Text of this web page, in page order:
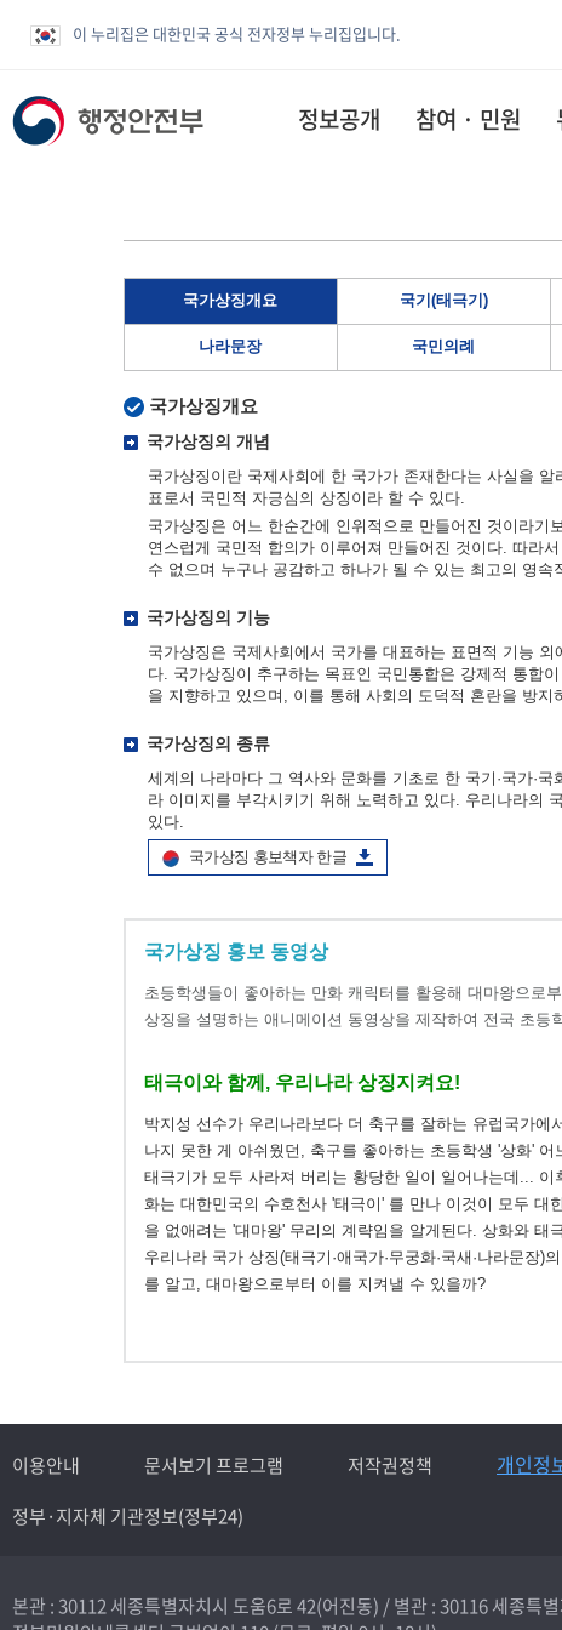
이 누리집은 대한민국 공식 전자정부 누리집입니다.
정보공개 참여 · 민원
국가상징개요 국기(태극기)
나라문장 국민의례
국가상징개요
국가상징의 개념
국가상징이란 국제사회에 한 국가가 존재한다는 사실을
표로서 국민적 자긍심의 상징이라 할 수 있다.
국가상징은 어느 한순간에 인위적으로 만들어진 것이라기
연스럽게 국민적 합의가 이루어져 만들어진 것이다. 따라
수 없으며 누구나 공감하고 하나가 될 수 있는 최고의 영속
국가상징의 기능
국가상징은 국제사회에서 국가를 대표하는 표면적 기능
다. 국가상징이 추구하는 목표인 국민통합은 강제적 통합
을 지향하고 있으며, 이를 통해 사회의 도덕적 혼란을 방
국가상징의 종류
세계의 나라마다 그 역사와 문화를 기초로 한 국기·국가·
라 이미지를 부각시키기 위해 노력하고 있다. 우리나라의
있다.
국가상징 홍보책자 한글
국가상징 홍보 동영상
초등학생들이 좋아하는 만화 캐릭터를 활용해 대마왕으로
상징을 설명하는 애니메이션 동영상을 제작하여 전국 초등
태극이와 함께, 우리나라 상징지켜요!
박지성 선수가 우리나라보다 더 축구를 잘하는 유럽국가에
나지 못한 게 아쉬웠던, 축구를 좋아하는 초등학생 '상화' 어
태극기가 모두 사라져 버리는 황당한 일이 일어나는데... 이
화는 대한민국의 수호천사 '태극이' 를 만나 이것이 모두 대
을 없애려는 '대마왕' 무리의 계략임을 알게된다. 상화와 태
우리나라 국가 상징(태극기·애국가·무궁화·국새·나라문장)
를 알고, 대마왕으로부터 이를 지켜낼 수 있을까?
이용안내 문서보기 프로그램 저작권정책 개인정
정부·지자체 기관정보(정부24)
본관 : 30112 세종특별자치시 도움6로 42(어진동) /별관 : 30116 세종특